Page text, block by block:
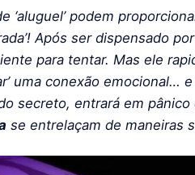
‘aluguel’ podem
Após ser dispensado
para tentar. Mas ele
uma conexão emocional… e
secreto, entrará em
se entrelaçam de maneiras